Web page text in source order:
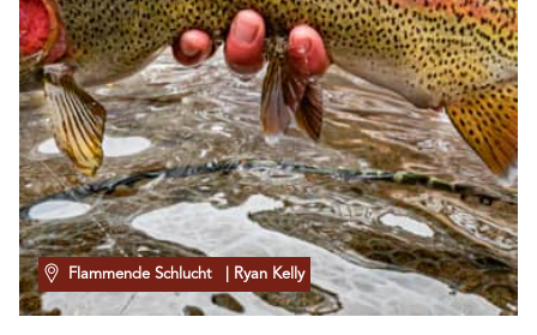
Flammende Schlucht | Ryan Kelly